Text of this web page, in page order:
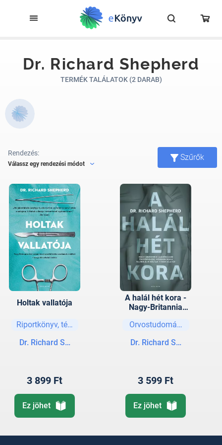
Dr. Richard Shepherd
TERMÉK TALÁLATOK (2 DARAB)
Rendezés:
Válassz egy rendezési módot
Szűrők
Holtak vallatója
Riportkönyv, tényirodalom
Dr. Richard Shepherd
3 899 Ft
Ez jöhet
A halál hét kora -
Nagy-Britannia
törvényszéki
feltárja a holtak
Orvostudományok
Dr. Richard Shepherd
3 599 Ft
Ez jöhet